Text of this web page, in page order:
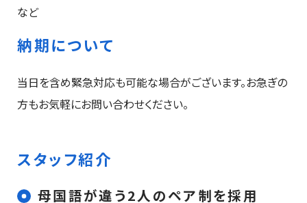
など
納期について
当日を含め緊急対応も可能な場合がございます。お急ぎの
方もお気軽にお問い合わせください。
スタッフ紹介
母国語が違う2人のペア制を採用